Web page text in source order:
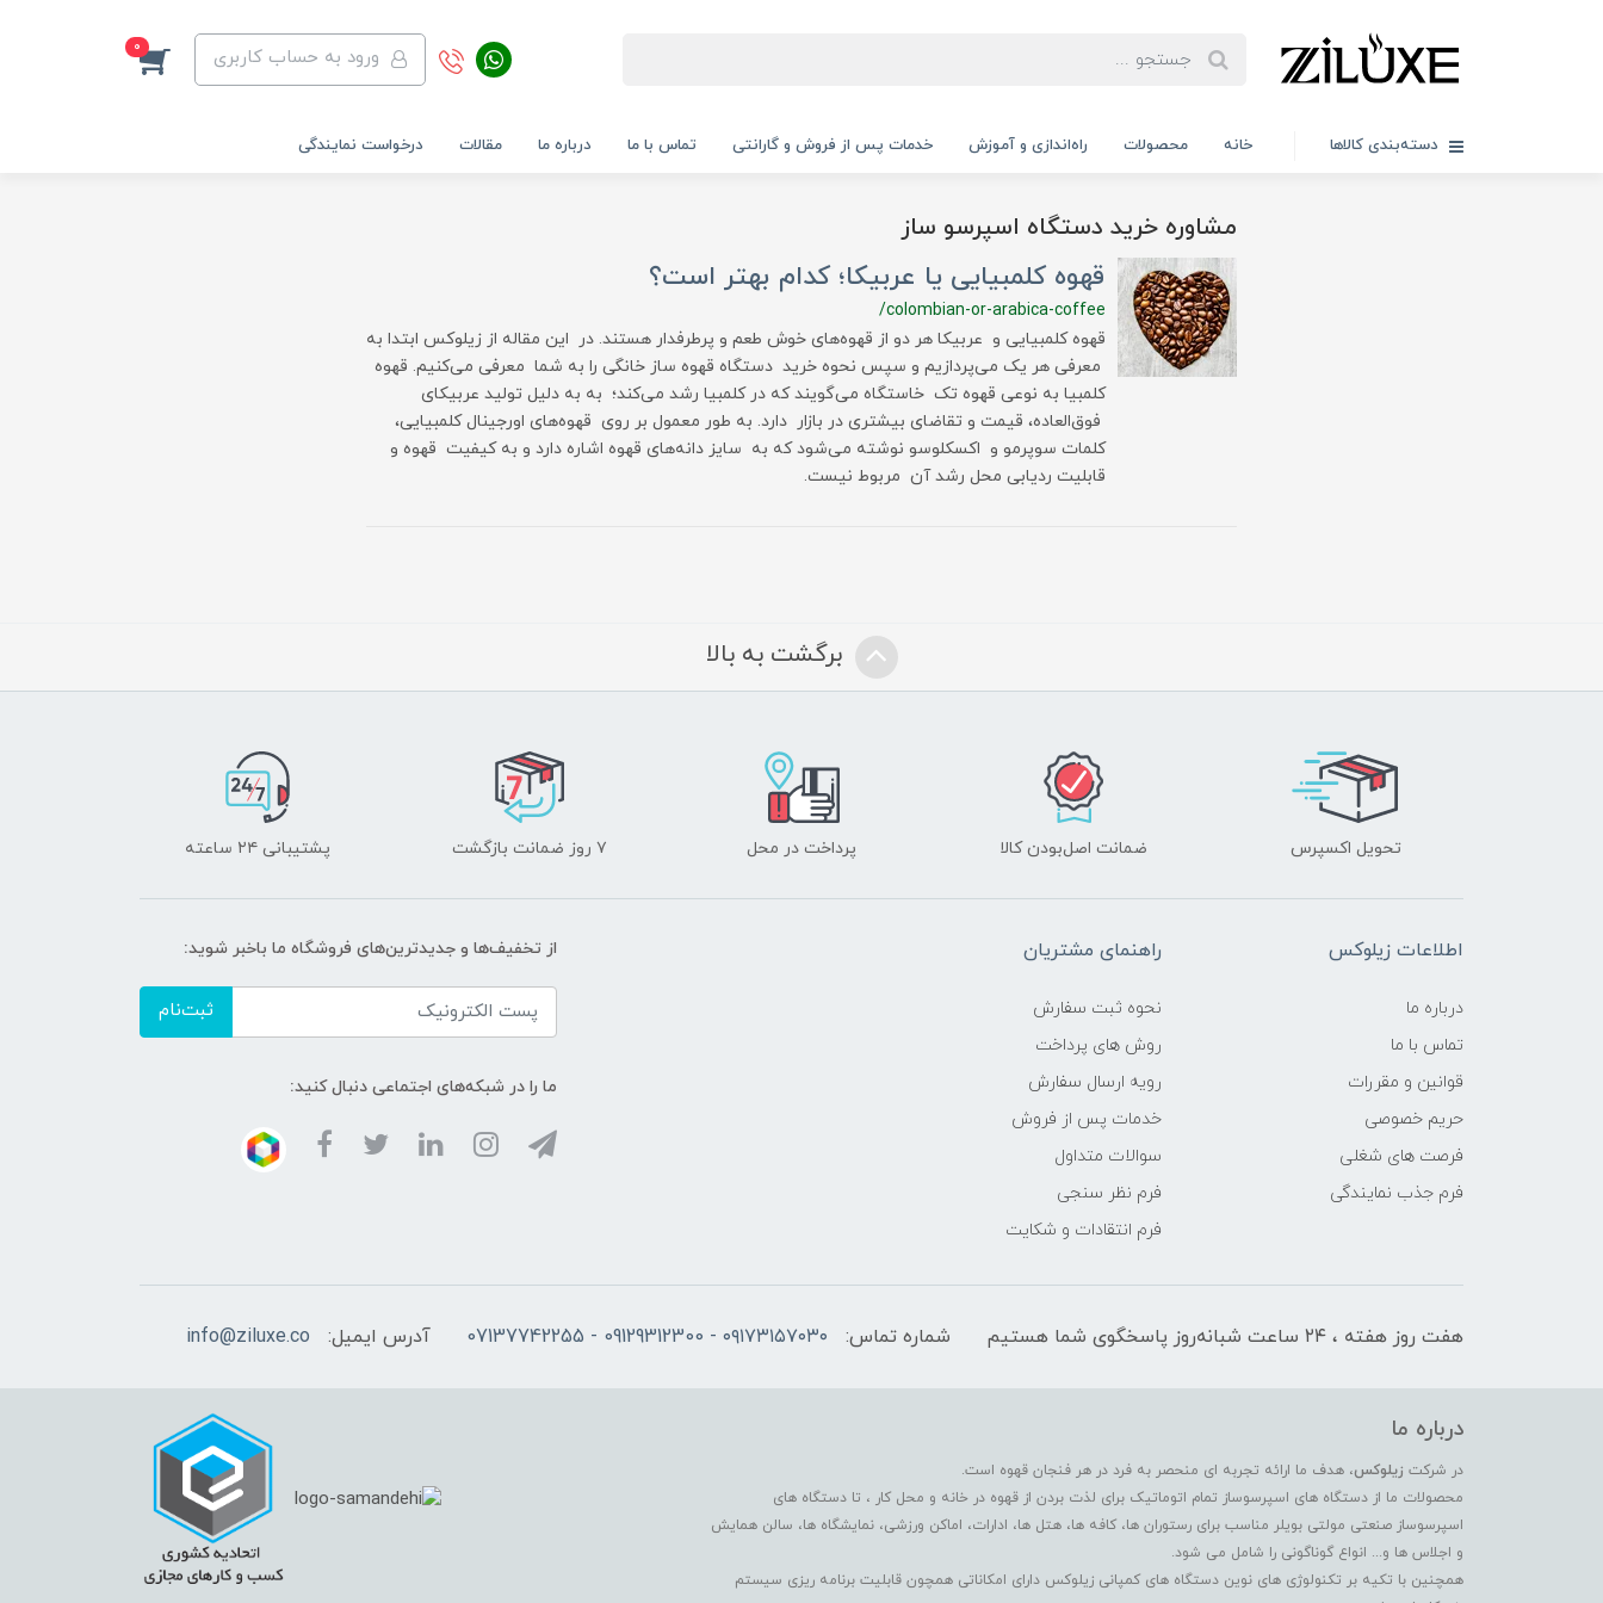
ورود به حساب کاربری 0
دسته‌بندی کالاها خانه محصولات راه‌اندازی و آموزش خدمات پس از فروش و گارانتی تماس با ما درباره ما مقالات درخواست نمایندگی
مشاوره خرید دستگاه اسپرسو ساز
قهوه کلمبیایی یا عربیکا؛ کدام بهتر است؟
/colombian-or-arabica-coffee
قهوه کلمبیایی و عربیکا هر دو از قهوه‌های خوش طعم و پرطرفدار هستند. در این مقاله از زیلوکس ابتدا به
معرفی هر یک می‌پردازیم و سپس نحوه خرید دستگاه قهوه ساز خانگی را به شما معرفی می‌کنیم. قهوه
کلمبیا به نوعی قهوه تک خاستگاه می‌گویند که در کلمبیا رشد می‌کند؛ به به دلیل تولید عربیکای
فوق‌العاده، قیمت و تقاضای بیشتری در بازار دارد. به طور معمول بر روی قهوه‌های اورجینال کلمبیایی،
کلمات سوپرمو و اکسکلوسو نوشته می‌شود که به سایز دانه‌های قهوه اشاره دارد و به کیفیت قهوه و
قابلیت ردیابی محل رشد آن مربوط نیست.
برگشت به بالا
تحویل اکسپرس ضمانت اصل‌بودن کالا پرداخت در محل ۷ روز ضمانت بازگشت پشتیبانی ۲۴ ساعته
اطلاعات زیلوکس
درباره ما
تماس با ما
قوانین و مقررات
حریم خصوصی
فرصت های شغلی
فرم جذب نمایندگی
راهنمای مشتریان
نحوه ثبت سفارش
روش های پرداخت
رویه ارسال سفارش
خدمات پس از فروش
سوالات متداول
فرم نظر سنجی
فرم انتقادات و شکایت
از تخفیف‌ها و جدیدترین‌های فروشگاه ما باخبر شوید:
ثبت‌نام
ما را در شبکه‌های اجتماعی دنبال کنید:
هفت روز هفته ، ۲۴ ساعت شبانه‌روز پاسخگوی شما هستیم شماره تماس: ۰۹۱۷۳۱۵۷۰۳۰ - 09129312300 - 07137742255 آدرس ایمیل: info@ziluxe.co
درباره ما
در شرکت زیلوکس، هدف ما ارائه تجربه ای منحصر به فرد در هر فنجان قهوه است.
محصولات ما از دستگاه های اسپرسوساز تمام اتوماتیک برای لذت بردن از قهوه در خانه و محل کار ، تا دستگاه های
اسپرسوساز صنعتی مولتی بویلر مناسب برای رستوران ها، کافه ها، هتل ها، ادارات، اماکن ورزشی، نمایشگاه ها، سالن همایش
و اجلاس ها و... انواع گوناگونی را شامل می شود.
همچنین با تکیه بر تکنولوژی های نوین دستگاه های کمپانی زیلوکس دارای امکاناتی همچون قابلیت برنامه ریزی سیستم